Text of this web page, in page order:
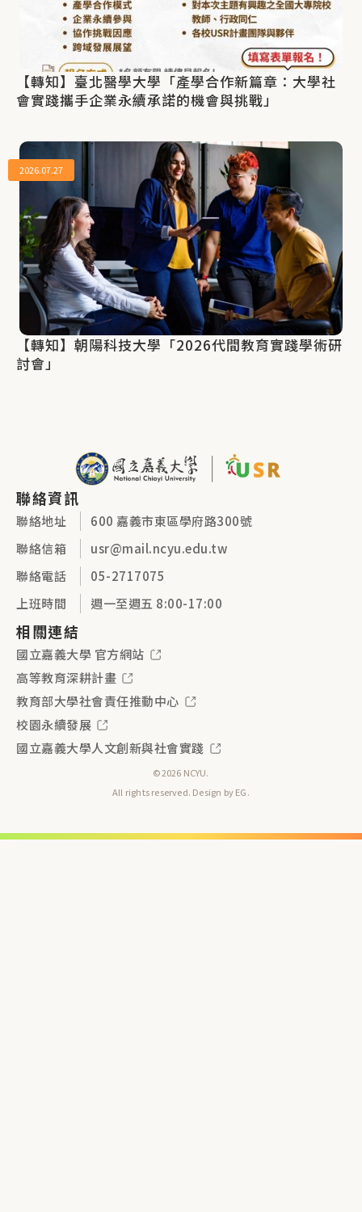
【轉知】臺北醫學大學「產學合作新篇章：大學社
會實踐攜手企業永續承諾的機會與挑戰」
【轉知】朝陽科技大學「2026代間教育實踐學術研
討會」
2026.07.27
聯絡資訊
聯絡地址
600 嘉義市東區學府路300號
聯絡信箱
usr@mail.ncyu.edu.tw
聯絡電話
05-2717075
上班時間
週一至週五 8:00-17:00
相關連結
國立嘉義大學 官方網站
高等教育深耕計畫
教育部大學社會責任推動中心
校園永續發展
國立嘉義大學人文創新與社會實踐
©2026 NCYU.
All rights reserved. Design byEG.